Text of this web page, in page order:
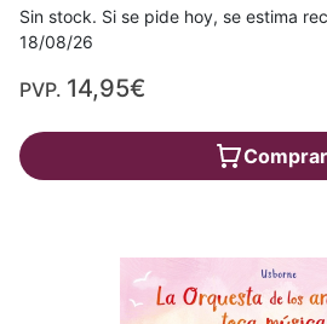
Sin stock. Si se pide hoy, se estima
18/08/26
PVP. 14,95€
Comprar